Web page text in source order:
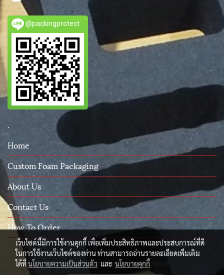
@packingprotect
.
Home
Custom Foam Packaging
About Us
Contact Us
How To Order
© Copyright 2015 All Rights Reserved. PackingProtect.com
เว็บไซต์นี้มีการใช้งานคุกกี้ เพื่อเพิ่มประสิทธิภาพและประสบการณ์ที่ดี
ในการใช้งานเว็บไซต์ของท่าน ท่านสามารถอ่านรายละเอียดเพิ่มเติม
ได้ที่นโยบายความเป็นส่วนตัว และ นโยบายคุกกี้